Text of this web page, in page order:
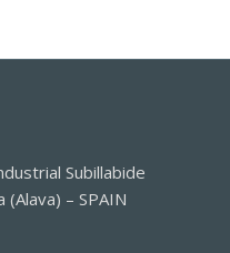
Subillabide
– SPAIN